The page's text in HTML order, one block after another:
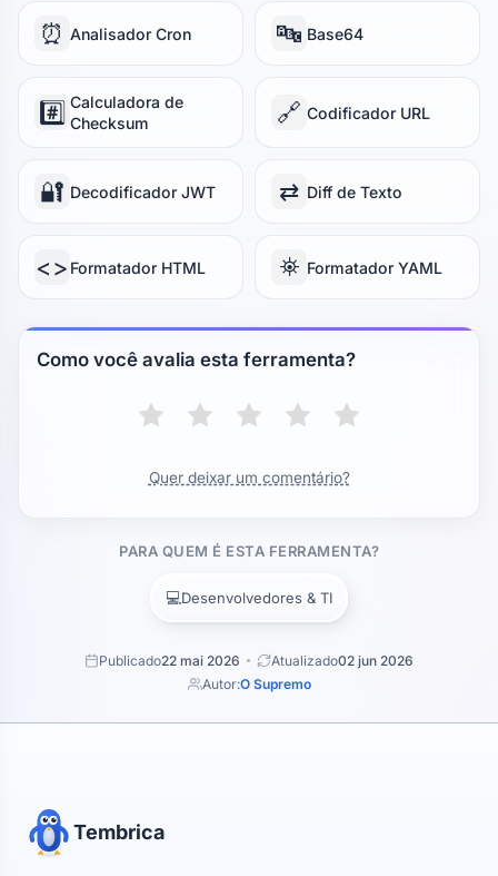
⏰ Analisador Cron 🔤 Base64
#️⃣ Calculadora de
Checksum
🔗 Codificador URL
🔐 Decodificador JWT ⇄ Diff de Texto
<> Formatador HTML ⛯ Formatador YAML
Como você avalia esta ferramenta?
Quer deixar um comentário?
PARA QUEM É ESTA FERRAMENTA?
💻Desenvolvedores & TI
Publicado22 mai 2026 Atualizado02 jun 2026
Autor:O Supremo
Tembrica